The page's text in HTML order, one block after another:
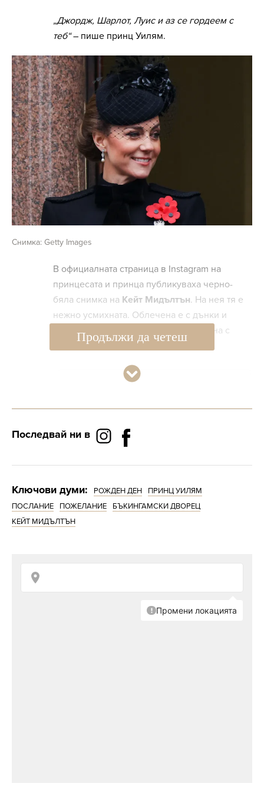
„Джордж, Шарлот, Луис и аз се гордеем с
теб“– пише принц Уилям.
Снимка: Getty Images
В официалната страница в Instagram на
принцесата и принца публикуваха черно-
бяла снимка на Кейт Мидълтън. На нея тя е
нежно усмихната. Облечена е с дънки и
спорто сако, като визията е завършена с
дълъг шал.
Продължи да четеш
Последвай ни в
Ключови думи: РОЖДЕН ДЕН
ПРИНЦ УИЛЯМ
ПОСЛАНИЕ
ПОЖЕЛАНИЕ
БЪКИНГАМСКИ ДВОРЕЦ
КЕЙТ МИДЪЛТЪН